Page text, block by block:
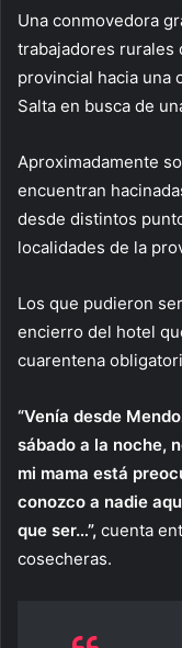
Una conmovedora
trabajadores rurales
provincial hacia una
Salta en busca de
Aproximadamente
encuentran
desde distintos
localidades de la
Los que pudieron
encierro del hotel
cuarentena
“Venía desde
sábado a la noche,
mi mama está
conozco a nadie
que ser…”, cuenta
cosecheras.